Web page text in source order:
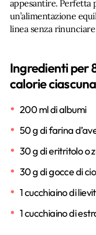
appesantire. Perfetta
un’alimentazione
linea senza
Ingredienti per
calorie
200 ml di albumi
50 g di farina
30 g di eritritolo o
30 g di gocce di
1 cucchiaino di
1 cucchiaino di